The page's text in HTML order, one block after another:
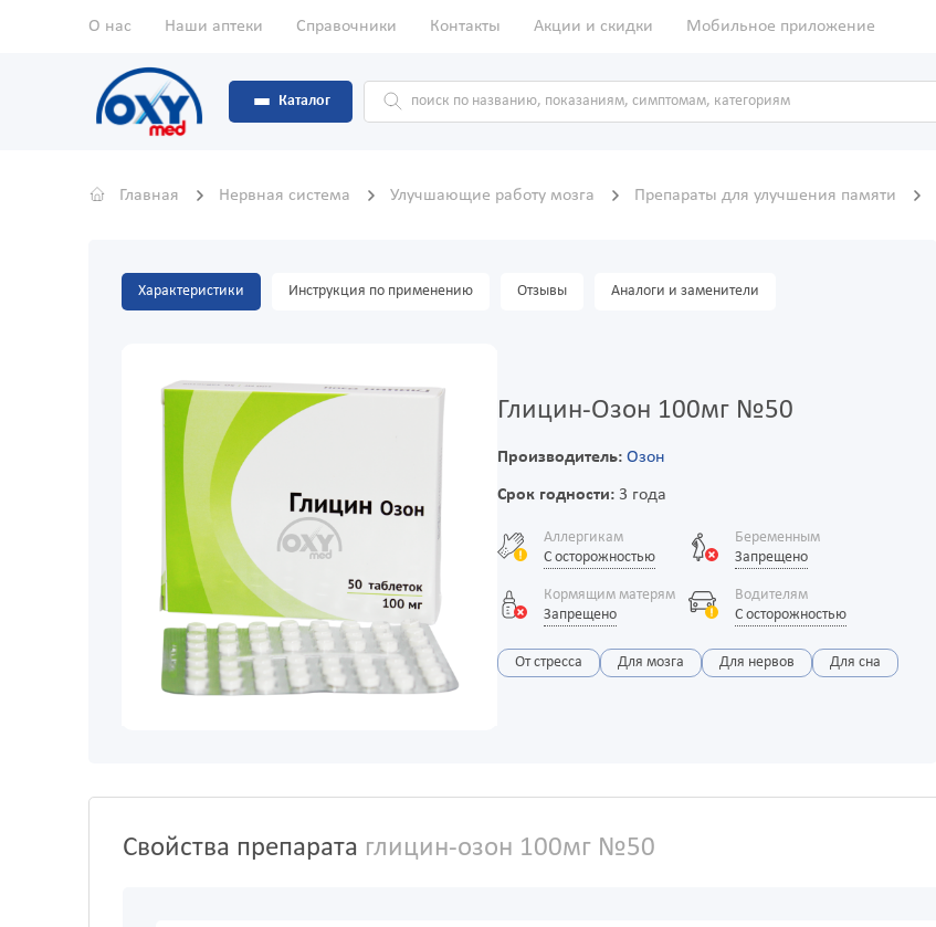
О нас Наши аптеки Справочники Контакты Акции и скидки Мобильное приложение
Каталог
Главная Нервная система Улучшающие работу мозга Препараты для улучшения памяти
Характеристики Инструкция по применению Отзывы Аналоги и заменители
Глицин-Озон 100мг №50
Производитель: Озон
Срок годности:3 года
Аллергикам
С осторожностью
Беременным
Запрещено
Кормящим матерям
Запрещено
Водителям
С осторожностью
От стресса Для мозга Для нервов Для сна
Свойства препарата глицин-озон 100мг №50